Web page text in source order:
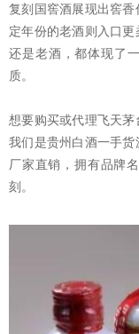
复刻国窖酒展现出窖
定年份的老酒则入口
还是老酒，都体现了
质。
想要购买或代理飞天茅
我们是贵州白酒一手
厂家直销，拥有品牌
刻。